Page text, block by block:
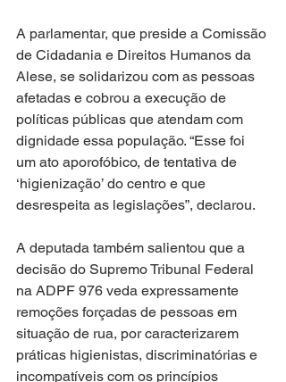
A parlamentar, que preside a Comissão
de Cidadania e Direitos Humanos da
Alese, se solidarizou com as pessoas
afetadas e cobrou a execução de
políticas públicas que atendam com
dignidade essa população. “Esse foi
um ato aporofóbico, de tentativa de
‘higienização’ do centro e que
desrespeita as legislações”, declarou.
A deputada também salientou que a
decisão do Supremo Tribunal Federal
na ADPF 976 veda expressamente
remoções forçadas de pessoas em
situação de rua, por caracterizarem
práticas higienistas, discriminatórias e
incompatíveis com os princípios